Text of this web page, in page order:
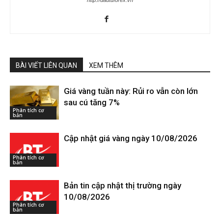
BÀI VIẾT LIÊN QUAN XEM THÊM
Phân tích cơ
bản
Giá vàng tuần này: Rủi ro vẫn còn lớn
sau cú tăng 7%
Phân tích cơ
bản
Cập nhật giá vàng ngày 10/08/2026
Phân tích cơ
bản
Bản tin cập nhật thị trường ngày
10/08/2026